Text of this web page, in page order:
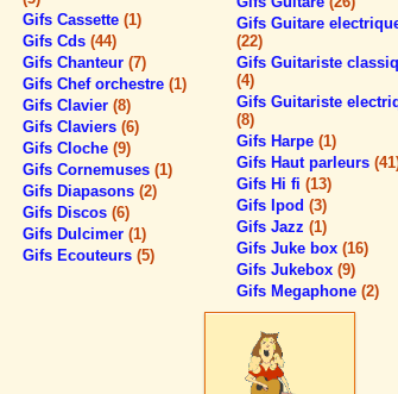
Gifs Cassette (1)
Gifs Cds (44)
Gifs Chanteur (7)
Gifs Chef orchestre (1)
Gifs Clavier (8)
Gifs Claviers (6)
Gifs Cloche (9)
Gifs Cornemuses (1)
Gifs Diapasons (2)
Gifs Discos (6)
Gifs Dulcimer (1)
Gifs Ecouteurs (5)
Gifs Guitare
(22)
Gifs Guitariste
(4)
Gifs Guitariste
(8)
Gifs Harpe (1)
Gifs Haut parleurs
Gifs Hi fi (13)
Gifs Ipod (3)
Gifs Jazz (1)
Gifs Juke box (16)
Gifs Jukebox (9)
Gifs Megaphone (2)